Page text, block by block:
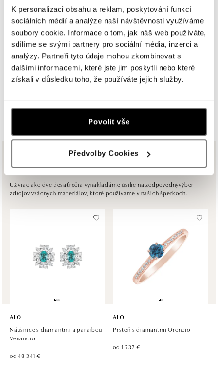
K personalizaci obsahu a reklam, poskytování funkcí
sociálních médií a analýze naší návštěvnosti využíváme
soubory cookie. Informace o tom, jak náš web používáte,
sdílíme se svými partnery pro sociální média, inzerci a
analýzy. Partneři tyto údaje mohou zkombinovat s
dalšími informacemi, které jste jim poskytli nebo které
získali v důsledku toho, že používáte jejich služby.
Povolit vše
Předvolby Cookies
Einsteinova 18, 851 01 Bratislava
tel.: +421 917 090 891
dnes otvorené do 21:00
HALADA Pařížská, Praha
Pařížská 7, 110 00 Praha 1
tel.: +420724986111
dnes otvorené do 19:00
HALADA Na Příkopě, Praha
Na Příkopě 16, 110 00 Praha 1
tel.: +420608028615
dnes otvorené do 19:00
HALADA Česká, Brno
Česká 23, 602 00 Brno
tel.: +420602443261
Rudná 3114/114, 700 30 Ostrava-Zábřeh
tel.: +420605174749
dnes otvorené do 21:00
ZOBRAZIŤ VŠETKY BUTIKY
Z rovnakej kolekcie
Už viac ako dve desaťročia vynakladáme úsilie na zodpovednývýber
zdrojov vzácnych materiálov, ktoré používame v našich šperkoch.
ALO
Náušnice s diamantmi a paraibou
Venancio
od 48 341 €
ALO
Prsteň s diamantmi Oroncio
od 1 737 €